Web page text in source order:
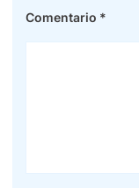
Comentario *